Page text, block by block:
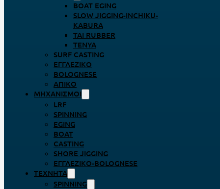
BOAT EGING
SLOW JIGGING-INCHIKU-
KABURA
TAI RUBBER
TENYA
SURF CASTING
ΕΓΓΛΈΖΙΚΟ
BOLOGNESE
ΑΠΊΚΟ
ΜΗΧΑΝΙΣΜΟΊ
LRF
SPINNING
EGING
BOAT
CASTING
SHORE JIGGING
ΕΓΓΛΈΖΙΚΟ-BOLOGNESE
ΤΕΧΝΗΤΆ
SPINNING